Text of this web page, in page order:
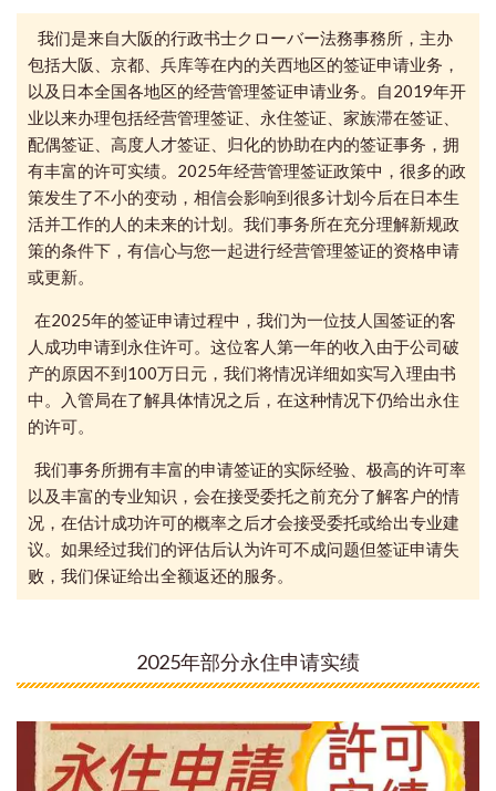
我们是来自大阪的行政书士クローバー法務事務所，主办
包括大阪、京都、兵库等在内的关西地区的签证申请业务，
以及日本全国各地区的经营管理签证申请业务。自2019年开
业以来办理包括经营管理签证、永住签证、家族滞在签证、
配偶签证、高度人才签证、归化的协助在内的签证事务，拥
有丰富的许可实绩。2025年经营管理签证政策中，很多的政
策发生了不小的变动，相信会影响到很多计划今后在日本生
活并工作的人的未来的计划。我们事务所在充分理解新规政
策的条件下，有信心与您一起进行经营管理签证的资格申请
或更新。
在2025年的签证申请过程中，我们为一位技人国签证的客
人成功申请到永住许可。这位客人第一年的收入由于公司破
产的原因不到100万日元，我们将情况详细如实写入理由书
中。入管局在了解具体情况之后，在这种情况下仍给出永住
的许可。
我们事务所拥有丰富的申请签证的实际经验、极高的许可率
以及丰富的专业知识，会在接受委托之前充分了解客户的情
况，在估计成功许可的概率之后才会接受委托或给出专业建
议。如果经过我们的评估后认为许可不成问题但签证申请失
败，我们保证给出全额返还的服务。
2025年部分永住申请实绩